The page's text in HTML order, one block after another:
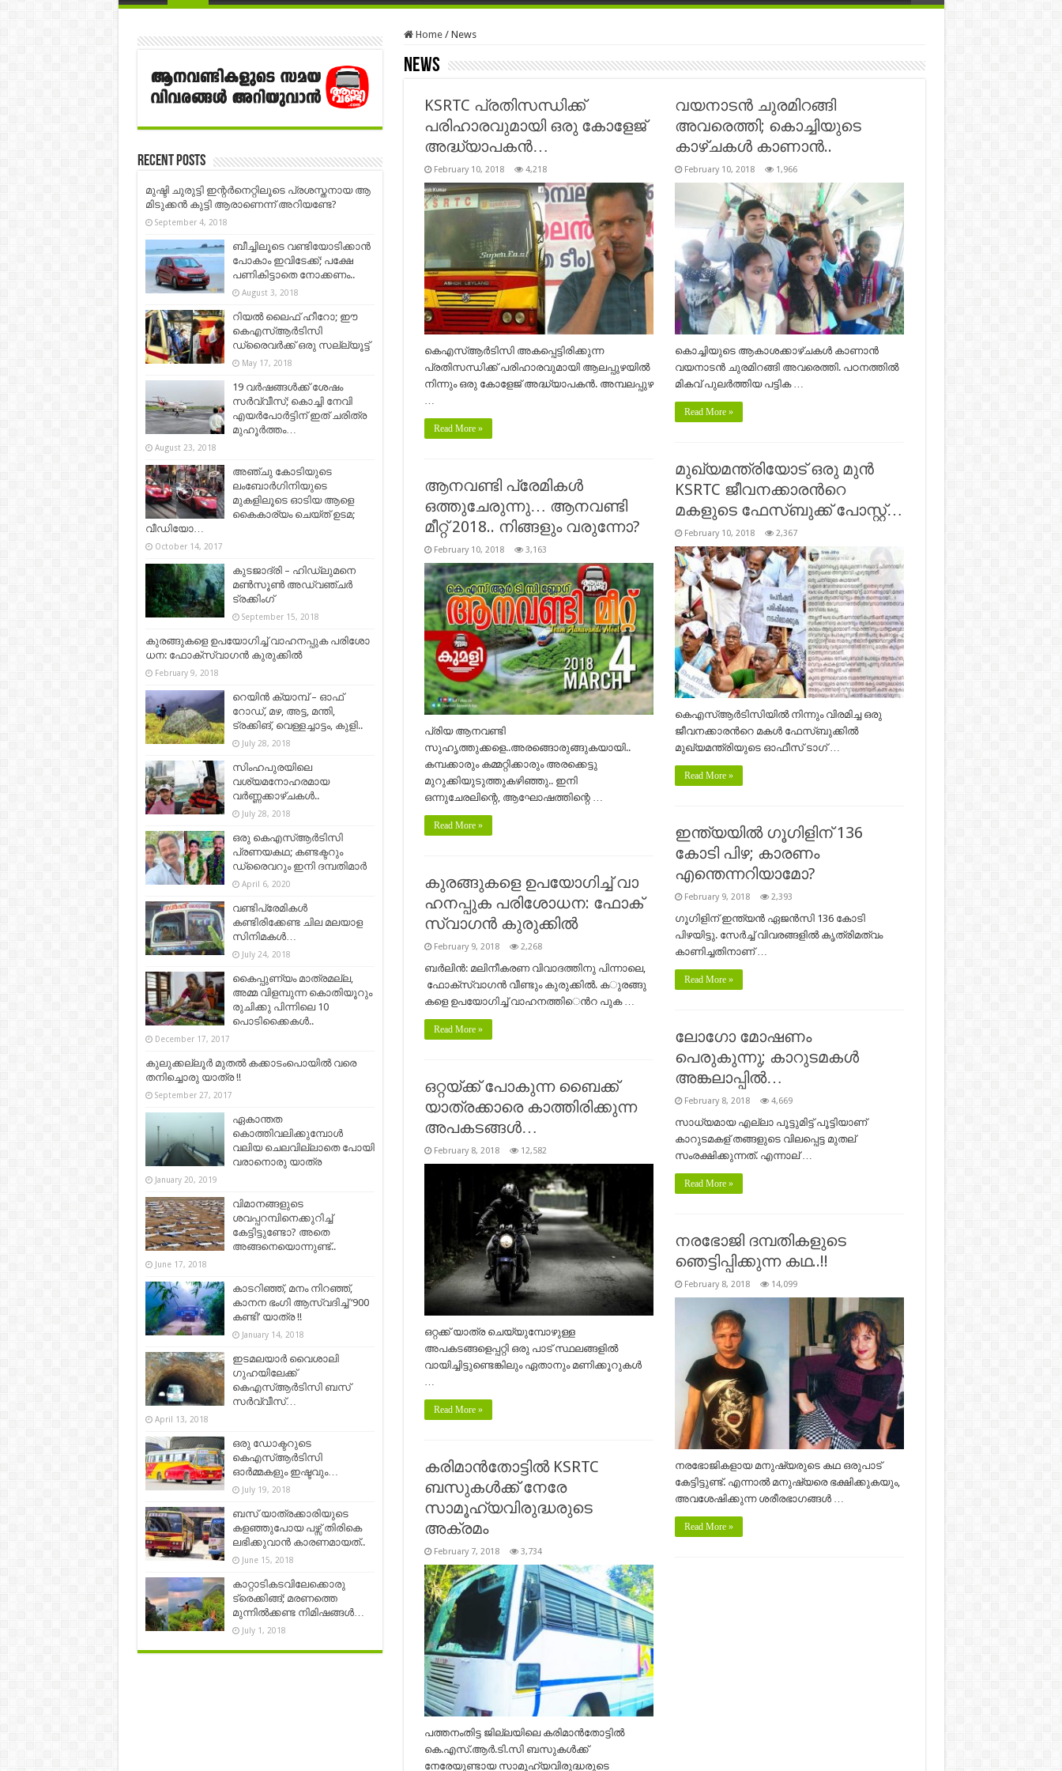
Home / News
News
KSRTC പ്രതിസന്ധിക്ക്
പരിഹാരവുമായി ഒരു കോളേജ്
അദ്ധ്യാപകന്‍…
February 10, 2018 4,218
കെഎസ്ആര്‍ടിസി അകപ്പെട്ടിരിക്കുന്ന
പ്രതിസന്ധിക്ക് പരിഹാരവുമായി ആലപ്പുഴയില്‍
നിന്നും ഒരു കോളേജ് അദ്ധ്യാപകന്‍. അമ്പലപ്പുഴ
…
Read More »
വയനാടന്‍ ചുരമിറങ്ങി
അവരെത്തി; കൊച്ചിയുടെ
കാഴ്ചകള്‍ കാണാന്‍..
February 10, 2018 1,966
കൊച്ചിയുടെ ആകാശക്കാഴ്ചകള്‍ കാണാന്‍
വയനാടന്‍ ചുരമിറങ്ങി അവരെത്തി. പഠനത്തില്‍
മികവ് പുലര്‍ത്തിയ പട്ടിക …
Read More »
മുഖ്യമന്ത്രിയോട് ഒരു മുന്‍
KSRTC ജീവനക്കാരന്‍റെ
മകളുടെ ഫേസ്ബുക്ക് പോസ്റ്റ്…
February 10, 2018 2,367
കെഎസ്ആര്‍ടിസിയില്‍ നിന്നും വിരമിച്ച ഒരു
ജീവനക്കാരന്‍റെ മകള്‍ ഫേസ്ബുക്കില്‍
മുഖ്യമന്ത്രിയുടെ ഓഫീസ് ടാഗ് …
Read More »
ആനവണ്ടി പ്രേമികള്‍
ഒത്തുചേരുന്നു… ആനവണ്ടി
മീറ്റ്‌ 2018.. നിങ്ങളും വരുന്നോ?
February 10, 2018 3,163
പ്രിയ ആനവണ്ടി
സുഹൃത്തുക്കളെ..അരങ്ങൊരുങ്ങുകയായി..
കമ്പക്കാരും കമ്മറ്റിക്കാരും അരക്കെട്ടു
മുറുക്കിയുടുത്തുകഴിഞ്ഞു.. ഇനി
ഒന്നുചേരലിന്റെ, ആഘോഷത്തിന്റെ …
Read More »
ഇന്ത്യയിൽ ഗൂഗിളിന് 136
കോടി പിഴ; കാരണം
എന്തെന്നറിയാമോ?
February 9, 2018 2,393
ഗൂഗിളിന് ഇന്ത്യൻ ഏജൻസി 136 കോടി
പിഴയിട്ടു. സേർച്ച് വിവരങ്ങളിൽ കൃത്രിമത്വം
കാണിച്ചതിനാണ് …
Read More »
കു​ര​ങ്ങു​ക​ളെ ഉ​പ​യോ​ഗി​ച്ച്​ വാ​
ഹ​ന​പ്പു​ക പ​രി​ശോ​ധ​ന: ഫോ​ക്​​
സ്​​വാ​ഗ​ൻ കുരുക്കിൽ
February 9, 2018 2,268
ബ​ർ​ലി​ൻ: മ​ലി​നീ​ക​ര​ണ വി​വാ​ദ​ത്തി​നു പി​ന്നാ​ലെ,
ഫോ​ക്​​സ്​​വാ​ഗ​ൻ വീ​ണ്ടും കു​രു​ക്കി​ൽ. ക​ു​ര​ങ്ങു​​
ക​ളെ ഉ​പ​യോ​ഗി​ച്ച്​ വാ​ഹ​ന​ത്തി​​െൻറ പു​ക …
Read More »
ലോഗോ മോഷണം
പെരുകുന്നു; കാറുടമകള്‍
അങ്കലാപ്പില്‍…
February 8, 2018 4,669
സാധ്യമായ എല്ലാ പൂട്ടുമിട്ട് പൂട്ടിയാണ്
കാറുടമകള് തങ്ങളുടെ വിലപ്പെട്ട മുതല്
സംരക്ഷിക്കുന്നത്. എന്നാല് …
Read More »
ഒറ്റയ്ക്ക് പോകുന്ന ബൈക്ക്
യാത്രക്കാരെ കാത്തിരിക്കുന്ന
അപകടങ്ങള്‍…
February 8, 2018 12,582
ഒറ്റക്ക് യാത്ര ചെയ്യുമ്പോഴുള്ള
അപകടങ്ങളെപ്പറ്റി ഒരു പാട് സ്ഥലങ്ങളിൽ
വായിച്ചിട്ടുണ്ടെങ്കിലും ഏതാനും മണിക്കൂറുകൾ
…
Read More »
നരഭോജി ദമ്പതികളുടെ
ഞെട്ടിപ്പിക്കുന്ന കഥ..!!
February 8, 2018 14,099
നരഭോജികളായ മനുഷ്യരുടെ കഥ ഒരുപാട്
കേട്ടിട്ടുണ്ട്. എന്നാല്‍ മനുഷ്യരെ ഭക്ഷിക്കുകയും,
അവശേഷിക്കുന്ന ശരീരഭാഗങ്ങള്‍ …
Read More »
കരിമാന്‍തോട്ടില്‍ KSRTC
ബസുകള്‍ക്ക് നേരേ
സാമൂഹ്യവിരുദ്ധരുടെ
അക്രമം
February 7, 2018 3,734
പത്തനംതിട്ട ജില്ലയിലെ കരിമാന്‍തോട്ടില്‍
കെ.എസ്.ആര്‍.ടി.സി ബസുകള്‍ക്ക്
നേരേയുണ്ടായ സാമൂഹ്യവിരുദ്ധരുടെ
Recent Posts
മുഷ്ടി ചുരുട്ടി ഇന്റർനെറ്റിലൂടെ പ്രശസ്തനായ ആ
മിടുക്കൻ കുട്ടി ആരാണെന്ന് അറിയണ്ടേ?
September 4, 2018
ബീച്ചിലൂടെ വണ്ടിയോടിക്കാൻ
പോകാം ഇവിടേക്ക്; പക്ഷേ
പണികിട്ടാതെ നോക്കണം..
August 3, 2018
റിയല്‍ ലൈഫ് ഹീറോ; ഈ
കെഎസ്ആര്‍ടിസി
ഡ്രൈവര്‍ക്ക് ഒരു സല്ല്യൂട്ട്
May 17, 2018
19 വർഷങ്ങൾക്ക് ശേഷം
സർവ്വീസ്; കൊച്ചി നേവി
എയർപോർട്ടിന് ഇത് ചരിത്ര
മുഹൂർത്തം…
August 23, 2018
അഞ്ചു കോടിയുടെ
ലംബോർഗിനിയുടെ
മുകളിലൂടെ ഓടിയ ആളെ
കൈകാര്യം ചെയ്ത് ഉടമ;
വീഡിയോ…
October 14, 2017
കുടജാദ്രി – ഹിഡ്ലുമനെ
മൺസൂൺ അഡ്വഞ്ചർ
ട്രക്കിംഗ്
September 15, 2018
കു​ര​ങ്ങു​ക​ളെ ഉ​പ​യോ​ഗി​ച്ച്​ വാ​ഹ​ന​പ്പു​ക പ​രി​ശോ​
ധ​ന: ഫോ​ക്​​സ്​​വാ​ഗ​ൻ കുരുക്കിൽ
February 9, 2018
റെയിൻ ക്യാമ്പ് – ഓഫ്
റോഡ്, മഴ, അട്ട, മന്തി,
ട്രക്കിങ്, വെള്ളച്ചാട്ടം, കുളി..
July 28, 2018
സിംഹപുരയിലെ
വശ്യമനോഹരമായ
വർണ്ണക്കാഴ്ചകൾ..
July 28, 2018
ഒരു കെഎസ്ആർടിസി
പ്രണയകഥ; കണ്ടക്ടറും
ഡ്രൈവറും ഇനി ദമ്പതിമാർ
April 6, 2020
വണ്ടിപ്രേമികള്‍
കണ്ടിരിക്കേണ്ട ചില മലയാള
സിനിമകള്‍…
July 24, 2018
കൈപ്പുണ്യം മാത്രമല്ല,
അമ്മ വിളമ്പുന്ന കൊതിയൂറും
രുചിക്കു പിന്നിലെ 10
പൊടിക്കൈകൾ..
December 17, 2017
കുലുക്കല്ലൂർ മുതൽ കക്കാടംപൊയിൽ വരെ
തനിച്ചൊരു യാത്ര !!
September 27, 2017
ഏകാന്തത
കൊത്തിവലിക്കുമ്പോൾ
വലിയ ചെലവില്ലാതെ പോയി
വരാനൊരു യാത്ര
January 20, 2019
വിമാനങ്ങളുടെ
ശവപ്പറമ്പിനെക്കുറിച്ച്
കേട്ടിട്ടുണ്ടോ? അതെ
അങ്ങനെയൊന്നുണ്ട്..
June 17, 2018
കാടറിഞ്ഞ്, മനം നിറഞ്ഞ്,
കാനന ഭംഗി ആസ്വദിച്ച് ‘900
കണ്ടി’ യാത്ര !!
January 14, 2018
ഇടമലയാര്‍ വൈശാലി
ഗുഹയിലേക്ക്
കെഎസ്ആർടിസി ബസ്
സർവ്വീസ്…
April 13, 2018
ഒരു ഡോക്ടറുടെ
കെഎസ്ആര്‍ടിസി
ഓര്‍മ്മകളും ഇഷ്ടവും…
July 19, 2018
ബസ് യാത്രക്കാരിയുടെ
കളഞ്ഞുപോയ പഴ്സ് തിരികെ
ലഭിക്കുവാൻ കാരണമായത്..
June 15, 2018
കാറ്റാടികടവിലേക്കൊരു
ട്രെക്കിങ്ങ്; മരണത്തെ
മുന്നിൽക്കണ്ട നിമിഷങ്ങൾ…
July 1, 2018